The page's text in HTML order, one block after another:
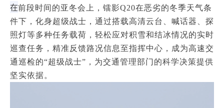
在前段时间的亚冬会上，镭影Q20在恶劣的冬季天气条
件下，化身超级战士，通过搭载高清云台、喊话器、探
照灯等多种任务载荷，轻松应对积雪和结冰情况的实时
巡查任务，精准反馈路况信息至指挥中心，成为高速交
通巡检的“超级战士”，为交通管理部门的科学决策提供
坚实依据。